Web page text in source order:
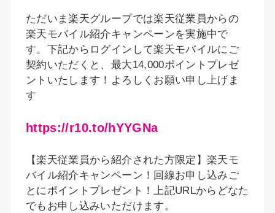
ただいま楽天グループでは楽天従業員からの
楽天モバイル紹介キャンペーンを実施中で
す。下記からログインして楽天モバイルにご
契約いただくと、最大14,000ポイントプレゼ
ントいたします！よろしくお願い申し上げま
す
https://r10.to/hYYGNa
【楽天従業員から紹介された方限定】楽天モ
バイル紹介キャンペーン！回線お申し込みご
とにポイントプレゼント！上記URLからどなた
でもお申し込みいただけます。